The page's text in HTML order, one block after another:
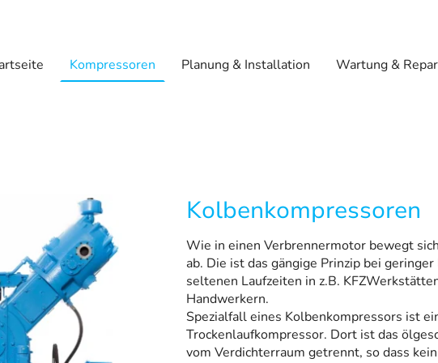
Kompressoren Planung & Installation Wartung &
Kolbenkompressoren
Wie in einen Verbrennermotor bewegt
ab. Die ist das gängige Prinzip bei
seltenen Laufzeiten in z.B.
Handwerkern.
Spezialfall eines Kolbenkompressors ist
Trockenlaufkompressor. Dort ist das
vom Verdichterraum getrennt, so dass